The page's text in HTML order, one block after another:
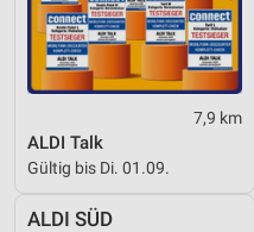
7,9 km
ALDI Talk
Gültig bis Di. 01.09.
ALDI SÜD
Funktional
Werbung